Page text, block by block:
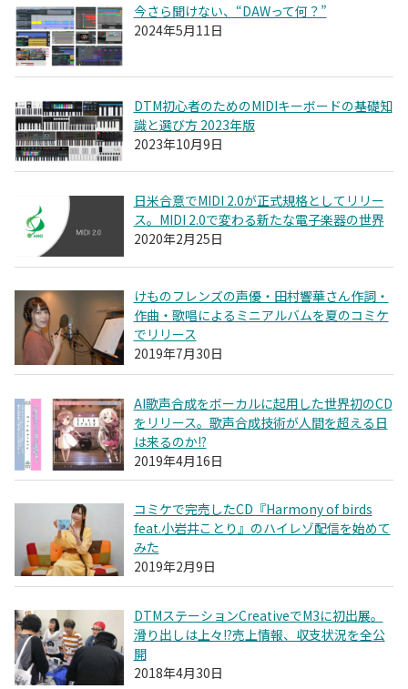
今さら聞けない、“DAWって何？”
2024年5月11日
DTM初心者のためのMIDIキーボードの基礎知
識と選び方 2023年版
2023年10月9日
日米合意でMIDI 2.0が正式規格としてリリー
ス。MIDI 2.0で変わる新たな電子楽器の世界
2020年2月25日
けものフレンズの声優・田村響華さん作詞・
作曲・歌唱によるミニアルバムを夏のコミケ
でリリース
2019年7月30日
AI歌声合成をボーカルに起用した世界初のCD
をリリース。歌声合成技術が人間を超える日
は来るのか!?
2019年4月16日
コミケで完売したCD『Harmony of birds
feat.小岩井ことり』のハイレゾ配信を始めて
みた
2019年2月9日
DTMステーションCreativeでM3に初出展。
滑り出しは上々!?売上情報、収支状況を全公
開
2018年4月30日